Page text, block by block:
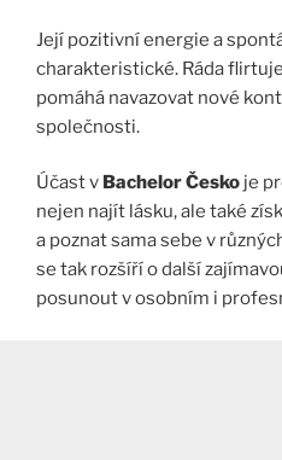
Její pozitivní energie a
charakteristické. Ráda
pomáhá navazovat nové
společnosti.
Účast v Bachelor Česko je
nejen najít lásku, ale také
a poznat sama sebe v
se tak rozšíří o další
posunout v osobním i